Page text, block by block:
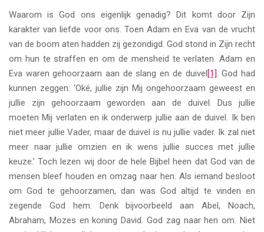
Waarom is God ons eigenlijk genadig? Dit komt door Zijn
karakter van liefde voor ons. Toen Adam en Eva van de vrucht
van de boom aten hadden zij gezondigd. God stond in Zijn recht
om hun te straffen en om de mensheid te verlaten. Adam en
Eva waren gehoorzaam aan de slang en de duivel[1]. God had
kunnen zeggen: ‘Oké, jullie zijn Mij ongehoorzaam geweest en
jullie zijn gehoorzaam geworden aan de duivel. Dus jullie
moeten Mij verlaten en ik onderwerp jullie aan de duivel. Ik ben
niet meer jullie Vader, maar de duivel is nu jullie vader. Ik zal niet
meer naar jullie omzien en ik wens jullie succes met jullie
keuze.’ Toch lezen wij door de hele Bijbel heen dat God van de
mensen bleef houden en omzag naar hen. Als iemand besloot
om God te gehoorzamen, dan was God altijd te vinden en
zegende God hem. Denk bijvoorbeeld aan Abel, Noach,
Abraham, Mozes en koning David. God zag naar hen om. Niet